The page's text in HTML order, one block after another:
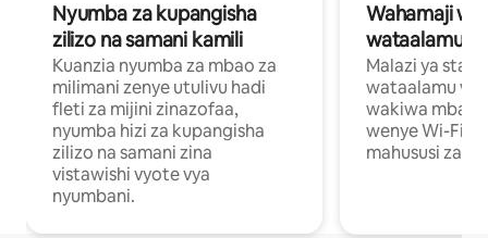
Nyumba za kupangisha
zilizo na samani kamili
Kuanzia nyumba za mbao za
milimani zenye utulivu hadi
fleti za mijini zinazofaa,
nyumba hizi za kupangisha
zilizo na samani zina
vistawishi vyote vya
nyumbani.
Wahamaji
wataalamu
Malazi ya
wataalamu
wakiwa mbali
wenye Wi-Fi
mahususi za